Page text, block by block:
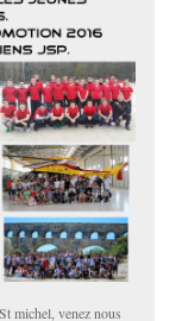
michel, venez nous